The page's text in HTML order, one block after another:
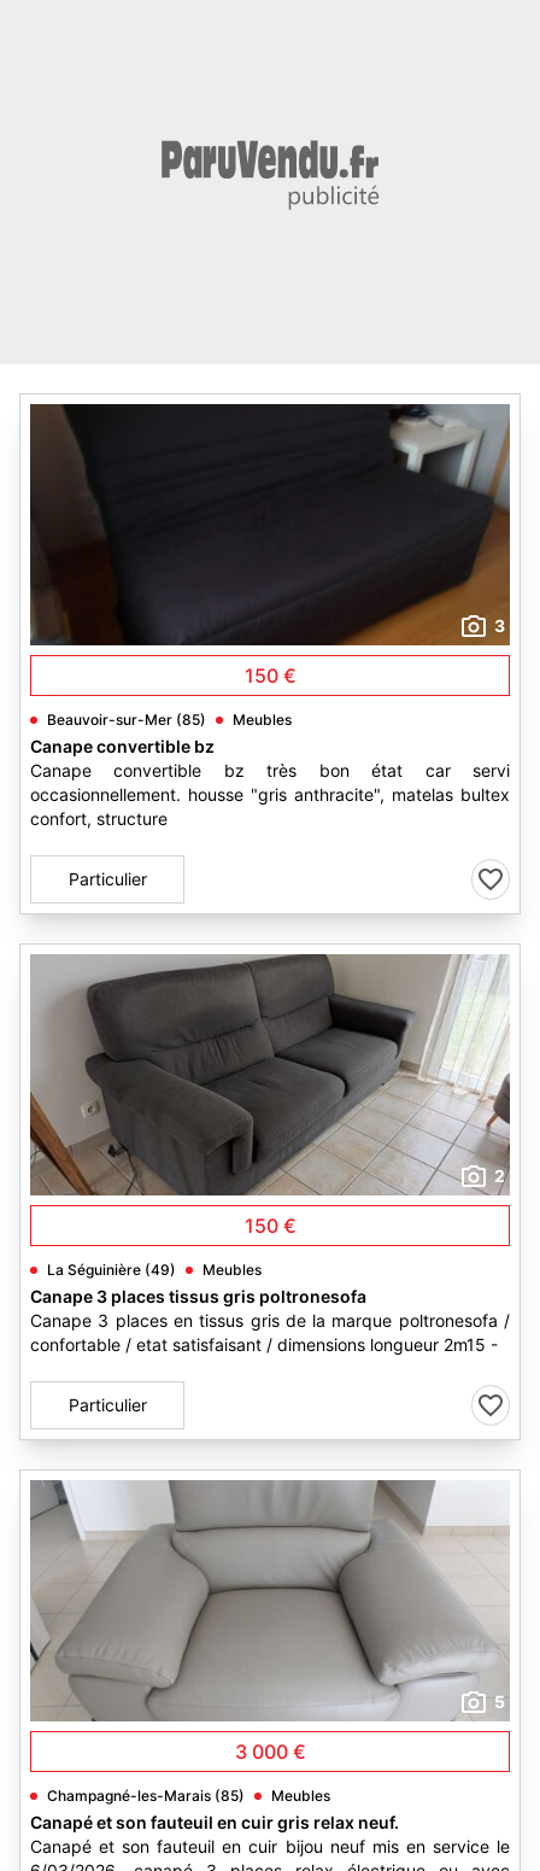
3
150 €
Beauvoir-sur-Mer (85) Meubles
Canape convertible bz
Canape convertible bz très bon état car servi
occasionnellement. housse "gris anthracite", matelas bultex
confort, structure
Particulier
2
150 €
La Séguinière (49) Meubles
Canape 3 places tissus gris poltronesofa
Canape 3 places en tissus gris de la marque poltronesofa /
confortable / etat satisfaisant / dimensions longueur 2m15 -
Particulier
5
3 000 €
Champagné-les-Marais (85) Meubles
Canapé et son fauteuil en cuir gris relax neuf.
Canapé et son fauteuil en cuir bijou neuf mis en service le